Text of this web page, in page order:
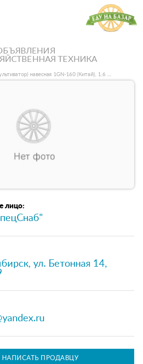
ТЕХНИКА
навесная 1GN-160 (Китай), 1.6 …
лицо:
ул. Бетонная 14,
НАПИСАТЬ ПРОДАВЦУ